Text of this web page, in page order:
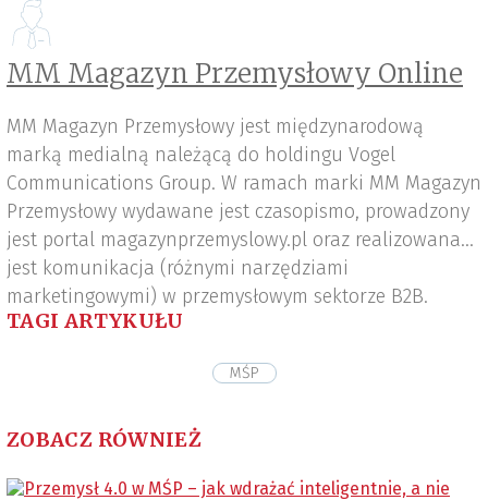
MM Magazyn Przemysłowy Online
MM Magazyn Przemysłowy jest międzynarodową
marką medialną należącą do holdingu Vogel
Communications Group. W ramach marki MM Magazyn
Przemysłowy wydawane jest czasopismo, prowadzony
jest portal magazynprzemyslowy.pl oraz realizowana
jest komunikacja (różnymi narzędziami
marketingowymi) w przemysłowym sektorze B2B.
TAGI ARTYKUŁU
MŚP
ZOBACZ RÓWNIEŻ